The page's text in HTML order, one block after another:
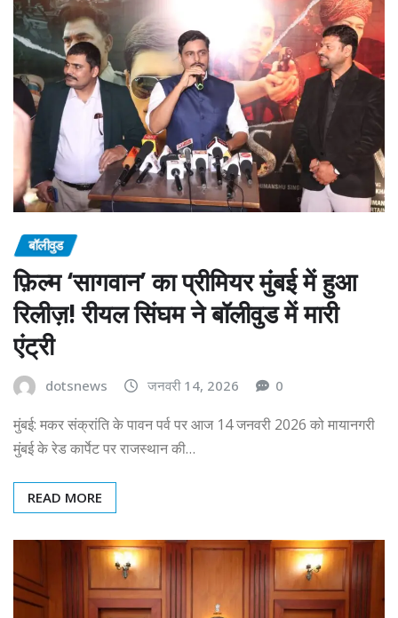
बॉलीवुड
फ़िल्म ‘सागवान’ का प्रीमियर मुंबई में हुआ
रिलीज़! रीयल सिंघम ने बॉलीवुड में मारी
एंट्री
dotsnews जनवरी 14, 2026 0
मुंबई: मकर संक्रांति के पावन पर्व पर आज 14 जनवरी 2026 को मायानगरी
मुंबई के रेड कार्पेट पर राजस्थान की…
READ MORE